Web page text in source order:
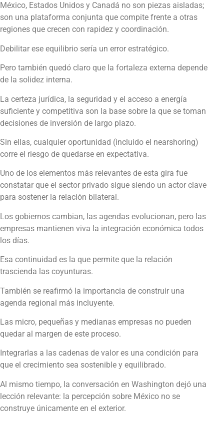
México, Estados Unidos y Canadá no son piezas aisladas;
son una plataforma conjunta que compite frente a otras
regiones que crecen con rapidez y coordinación.
Debilitar ese equilibrio sería un error estratégico.
Pero también quedó claro que la fortaleza externa depende
de la solidez interna.
La certeza jurídica, la seguridad y el acceso a energía
suficiente y competitiva son la base sobre la que se toman
decisiones de inversión de largo plazo.
Sin ellas, cualquier oportunidad (incluido el nearshoring)
corre el riesgo de quedarse en expectativa.
Uno de los elementos más relevantes de esta gira fue
constatar que el sector privado sigue siendo un actor clave
para sostener la relación bilateral.
Los gobiernos cambian, las agendas evolucionan, pero las
empresas mantienen viva la integración económica todos
los días.
Esa continuidad es la que permite que la relación
trascienda las coyunturas.
También se reafirmó la importancia de construir una
agenda regional más incluyente.
Las micro, pequeñas y medianas empresas no pueden
quedar al margen de este proceso.
Integrarlas a las cadenas de valor es una condición para
que el crecimiento sea sostenible y equilibrado.
Al mismo tiempo, la conversación en Washington dejó una
lección relevante: la percepción sobre México no se
construye únicamente en el exterior.